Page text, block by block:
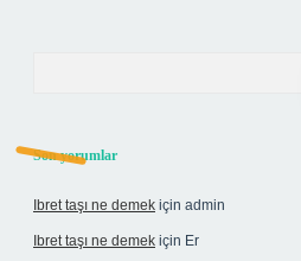
Son yorumlar
Ibret taşı ne demek için admin
Ibret taşı ne demek için Er